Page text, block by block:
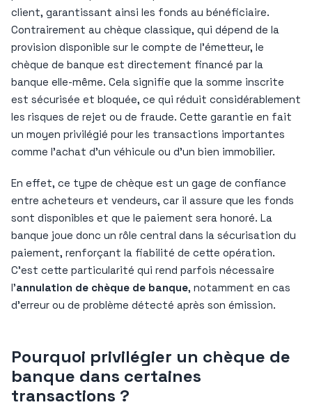
client, garantissant ainsi les fonds au bénéficiaire.
Contrairement au chèque classique, qui dépend de la
provision disponible sur le compte de l’émetteur, le
chèque de banque est directement financé par la
banque elle-même. Cela signifie que la somme inscrite
est sécurisée et bloquée, ce qui réduit considérablement
les risques de rejet ou de fraude. Cette garantie en fait
un moyen privilégié pour les transactions importantes
comme l’achat d’un véhicule ou d’un bien immobilier.
En effet, ce type de chèque est un gage de confiance
entre acheteurs et vendeurs, car il assure que les fonds
sont disponibles et que le paiement sera honoré. La
banque joue donc un rôle central dans la sécurisation du
paiement, renforçant la fiabilité de cette opération.
C’est cette particularité qui rend parfois nécessaire
l’annulation de chèque de banque, notamment en cas
d’erreur ou de problème détecté après son émission.
Pourquoi privilégier un chèque de
banque dans certaines
transactions ?